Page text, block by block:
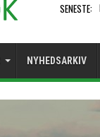
SENESTE:
NYHEDSARKIV